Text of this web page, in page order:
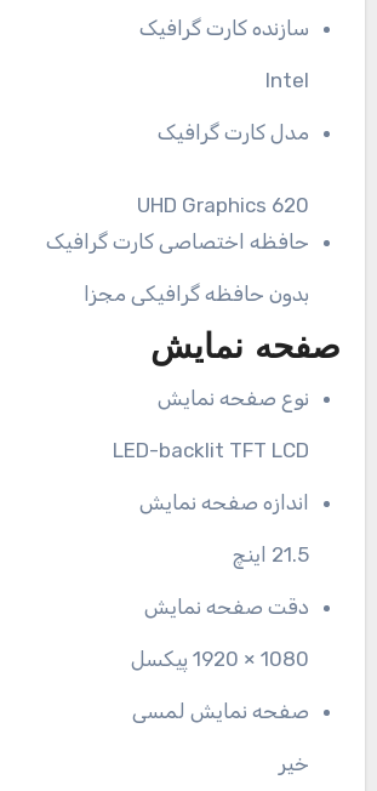
سازنده کارت گرافیک
Intel
مدل کارت گرافیک
UHD Graphics 620
حافظه اختصاصی کارت گرافیک
بدون حافظه گرافیکی مجزا
صفحه نمایش
نوع صفحه نمایش
LED-backlit TFT LCD
اندازه صفحه نمایش
21.5 اینچ
دقت صفحه نمایش
1080 × 1920 پیکسل
صفحه نمایش لمسی
خیر